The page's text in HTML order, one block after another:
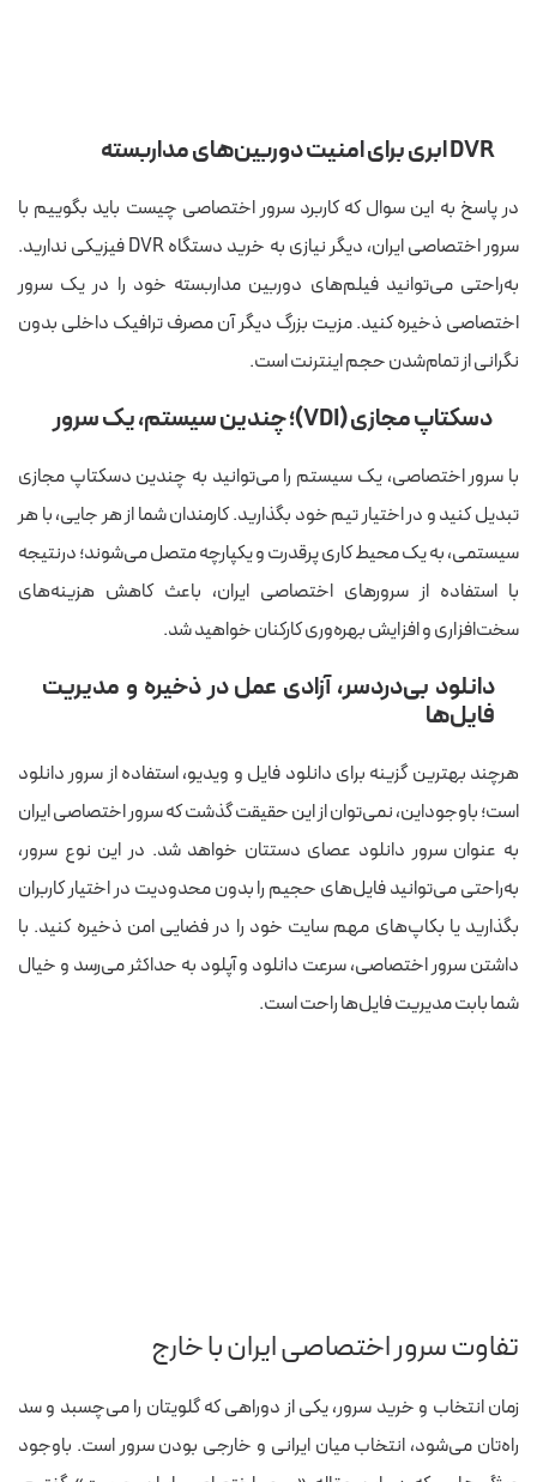
DVR ابری برای امنیت دوربین‌های مداربسته
در پاسخ به این سوال که کاربرد سرور اختصاصی چیست باید بگوییم با
سرور اختصاصی ایران، دیگر نیازی به خرید دستگاه DVR فیزیکی ندارید.
به‌راحتی می‌توانید فیلم‌های دوربین مداربسته خود را در یک سرور
اختصاصی ذخیره کنید. مزیت بزرگ دیگر آن مصرف ترافیک داخلی بدون
نگرانی از تمام‌شدن حجم اینترنت است.
دسکتاپ مجازی (VDI)؛ چندین سیستم، یک سرور
با سرور اختصاصی، یک سیستم را می‌توانید به چندین دسکتاپ مجازی
تبدیل کنید و در اختیار تیم خود بگذارید. کارمندان شما از هر جایی، با هر
سیستمی، به یک محیط کاری پرقدرت و یکپارچه متصل می‌شوند؛ درنتیجه
با استفاده از سرورهای اختصاصی ایران، باعث کاهش هزینه‌های
سخت‌افزاری و افزایش بهره‌وری کارکنان خواهید شد.
دانلود بی‌دردسر، آزادی عمل در ذخیره و مدیریت
فایل‌ها
هرچند بهترین گزینه برای دانلود فایل و ویدیو،‌ استفاده از سرور دانلود
است؛ باوجوداین، نمی‌توان از این حقیقت گذشت که سرور اختصاصی ایران
به عنوان سرور دانلود عصای دستتان خواهد شد. در این نوع سرور،‌
به‌راحتی می‌توانید فایل‌های حجیم را بدون محدودیت در اختیار کاربران
بگذارید یا بکاپ‌های مهم سایت خود را در فضایی امن ذخیره کنید. با
داشتن سرور اختصاصی، سرعت دانلود و آپلود به حداکثر می‌رسد و خیال
شما بابت مدیریت فایل‌ها راحت است.
تفاوت سرور اختصاصی ایران با خارج
زمان انتخاب و خرید سرور،‌ یکی از دوراهی که گلویتان را می‌چسبد و سد
راه‌تان می‌شود، انتخاب میان ایرانی و خارجی بودن سرور است. باوجود